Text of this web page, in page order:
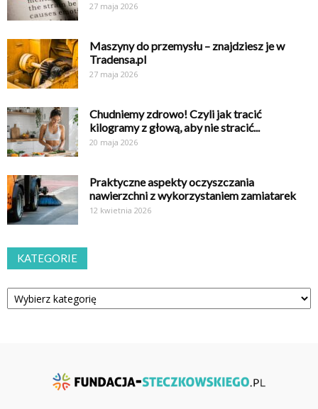
27 maja 2026
Maszyny do przemysłu – znajdziesz je w
Tradensa.pl
27 maja 2026
Chudniemy zdrowo! Czyli jak tracić
kilogramy z głową, aby nie stracić...
20 maja 2026
Praktyczne aspekty oczyszczania
nawierzchni z wykorzystaniem zamiatarek
12 kwietnia 2026
KATEGORIE
Kategorie